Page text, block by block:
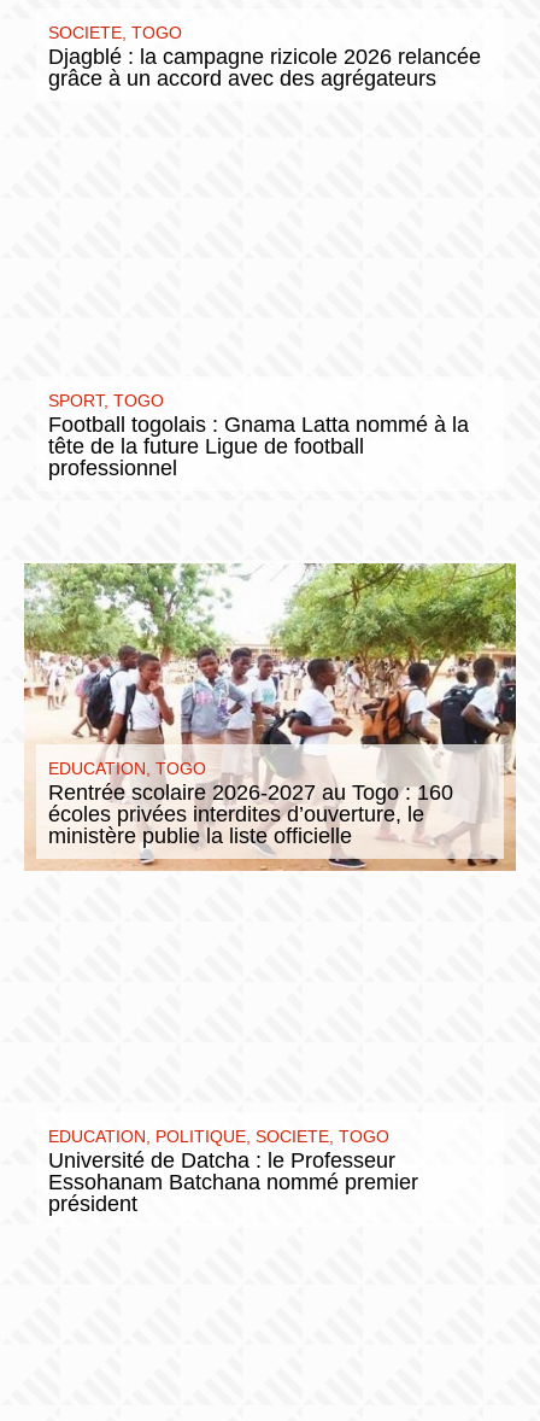
SOCIETE TOGO
Djagblé : la campagne rizicole 2026 relancée
grâce à un accord avec des agrégateurs
SPORT, TOGO
Football togolais : Gnama Latta nommé à la
tête de la future Ligue de football
professionnel
EDUCATION TOGO
Rentrée scolaire 2026-2027 au Togo : 160
écoles privées interdites d’ouverture, le
ministère publie la liste officielle
EDUCATION POLITIQUE SOCIETE TOGO
Université de Datcha : le Professeur
Essohanam Batchana nommé premier
président